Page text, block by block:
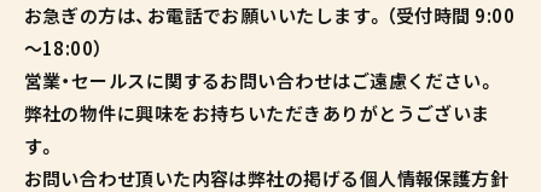
お急ぎの方は、お電話でお願いいたします。（受付時間 9:00
～18:00）
営業・セールスに関するお問い合わせはご遠慮ください。
弊社の物件に興味をお持ちいただきありがとうございま
す。
お問い合わせ頂いた内容は弊社の掲げる個人情報保護方針